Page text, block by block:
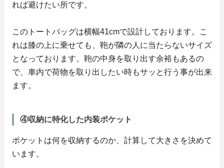
れば避けたい所です。
このトートバッグは横幅41cmで設計しております。こ
れは膝の上に乗せても、鞄が隣の人に当たらないサイズ
となっております。鞄の中身を取り出す余裕もあるの
で、車内で荷物を取り出したい時もサッと行う事が出来
ます。
④収納に特化した内装ポケット
ポケットは何を収納するのか、計算して大きさを決めて
います。